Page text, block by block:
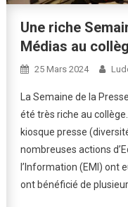
Une riche
Médias au
25 Mars 2024
La Semaine de la
été très riche au
kiosque presse
nombreuses actions
l’Information (EMI) ont
ont bénéficié de